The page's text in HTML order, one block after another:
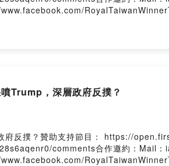
Trump，深層政府反撲？
府反撲？贊助支持節目： https://
comments合作邀約：Mail：